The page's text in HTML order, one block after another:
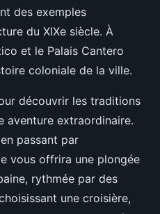
des exemples
du XIXe siècle. À
et le Palais Cantero
coloniale de la ville.
découvrir les traditions
aventure extraordinaire.
passant par
vous offrira une plongée
rythmée par des
une croisière,